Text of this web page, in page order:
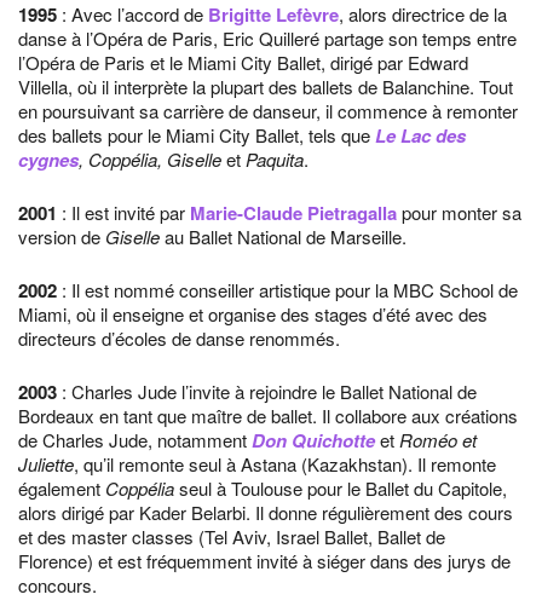
1995 : Avec l’accord de Brigitte Lefèvre, alors directrice de la
danse à l’Opéra de Paris, Eric Quilleré partage son temps entre
l’Opéra de Paris et le Miami City Ballet, dirigé par Edward
Villella, où il interprète la plupart des ballets de Balanchine. Tout
en poursuivant sa carrière de danseur, il commence à remonter
des ballets pour le Miami City Ballet, tels queLe Lac des
cygnes, Coppélia, Giselleet Paquita.
2001 : Il est invité par Marie-Claude Pietragallapour monter sa
version de Giselleau Ballet National de Marseille.
2002 : Il est nommé conseiller artistique pour la MBC School de
Miami, où il enseigne et organise des stages d’été avec des
directeurs d’écoles de danse renommés.
2003 : Charles Jude l’invite à rejoindre le Ballet National de
Bordeaux en tant que maître de ballet. Il collabore aux créations
de Charles Jude, notammentDon Quichotteet Roméo et
Juliette, qu’il remonte seul à Astana (Kazakhstan). Il remonte
également Coppéliaseul à Toulouse pour le Ballet du Capitole,
alors dirigé par Kader Belarbi. Il donne régulièrement des cours
et des master classes (Tel Aviv, Israel Ballet, Ballet de
Florence) et est fréquemment invité à siéger dans des jurys de
concours.